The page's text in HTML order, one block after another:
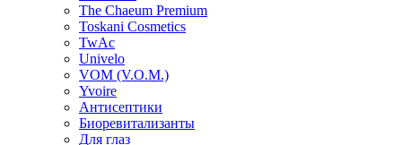
The Chaeum Premium
Toskani Cosmetics
TwAc
Univelo
VOM (V.O.M.)
Yvoire
Антисептики
Биоревитализанты
Для глаз